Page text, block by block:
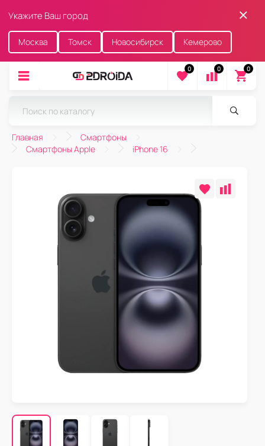
Укажите Ваш город
Москва Томск Новосибирск Кемерово
0 0 0
Главная
Смартфоны
Смартфоны Apple
iPhone 16